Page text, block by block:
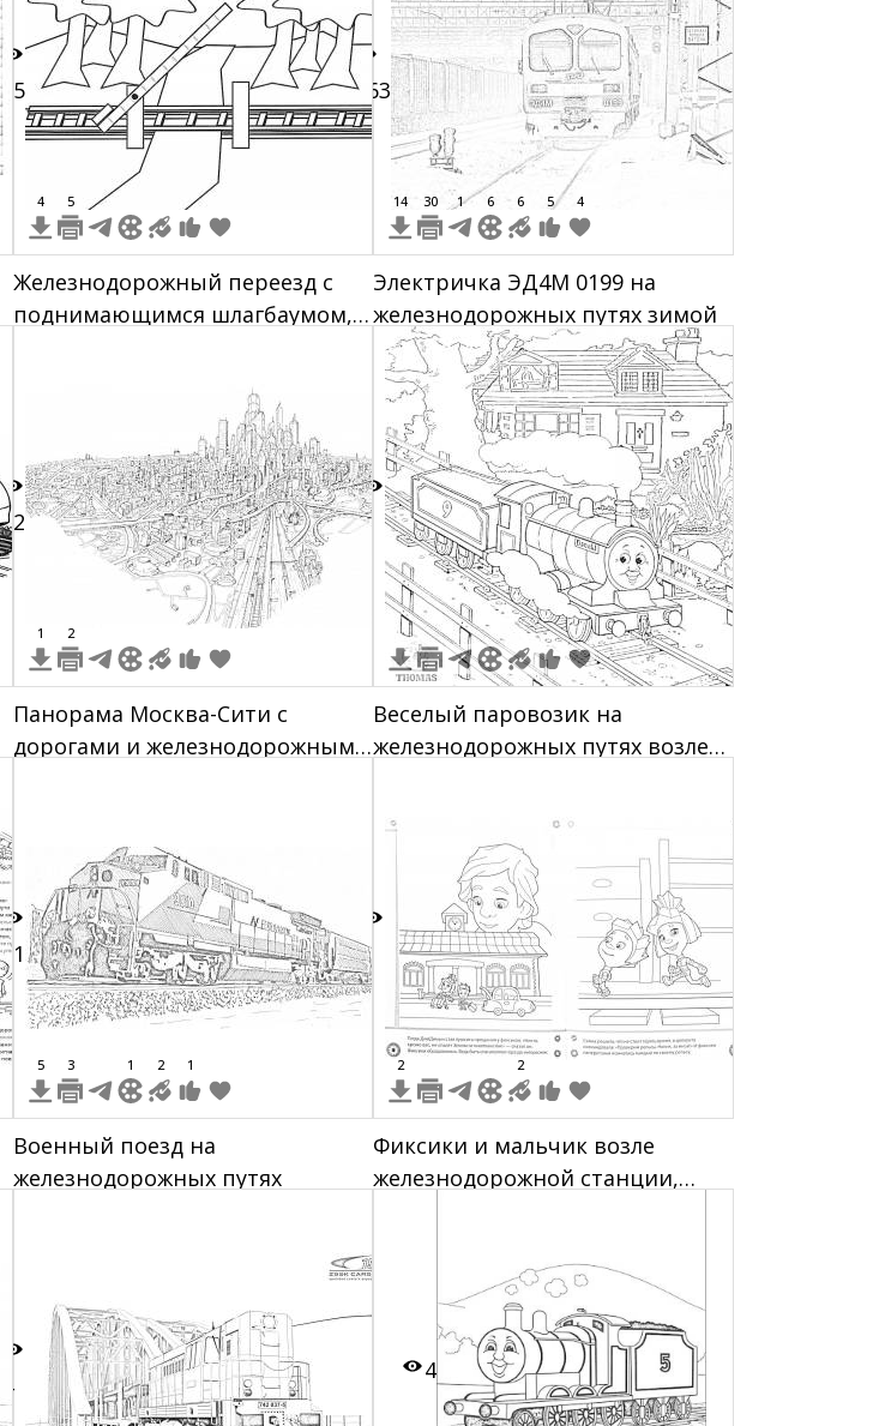
15
4 5
Железнодорожный переезд с
поднимающимся шлагбаумом,
163
14 30 1 6 6 5 4
Электричка ЭД4М 0199 на
железнодорожных путях зимой
12
1 2
Панорама Москва-Сити с
дорогами и железнодорожными
8
Веселый паровозик на
железнодорожных путях возле
11
5 3 1 2 1
Военный поезд на
железнодорожных путях
8
2 2
Фиксики и мальчик возле
железнодорожной станции,
4